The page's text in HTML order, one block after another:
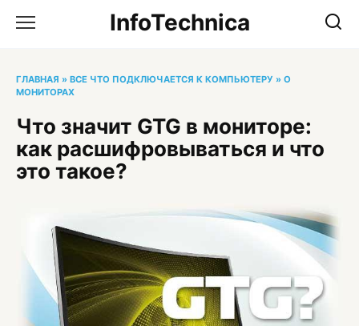
InfoTechnica
ГЛАВНАЯ » ВСЕ ЧТО ПОДКЛЮЧАЕТСЯ К КОМПЬЮТЕРУ » О
МОНИТОРАХ
Что значит GTG в мониторе:
как расшифровываться и что
это такое?